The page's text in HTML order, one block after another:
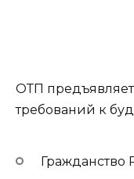
ОТП
требований к
Гражданство